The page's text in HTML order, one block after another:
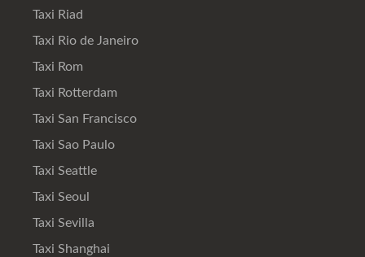
Taxi Riad
Taxi Rio de Janeiro
Taxi Rom
Taxi Rotterdam
Taxi San Francisco
Taxi Sao Paulo
Taxi Seattle
Taxi Seoul
Taxi Sevilla
Taxi Shanghai